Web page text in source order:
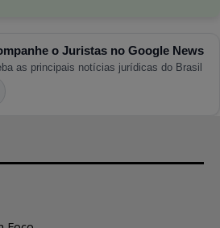
o Juristas no Google News
as principais notícias jurídicas do Brasil